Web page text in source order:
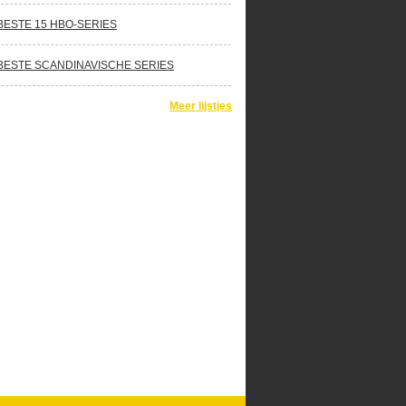
15 HBO-SERIES
SCANDINAVISCHE SERIES
Meer lijstjes